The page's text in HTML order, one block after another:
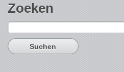
Zoeken
Suchen
nach: